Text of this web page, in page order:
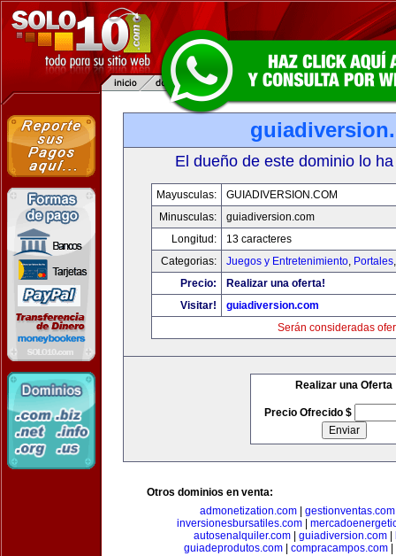
El dueño de este dominio lo
Mayusculas:
GUIADIVERSION.COM
Minusculas:
guiadiversion.com
Longitud:
13 caracteres
Categorias:
Juegos y Entretenimiento, Portales
Precio:
Realizar una oferta!
Visitar!
guiadiversion.com
Serán consideradas
Realizar una Oferta
Precio Ofrecido $
Otros dominios en venta:
admonetization.com| gestionventas.com
inversionesbursatiles.com|
autosenalquiler.com| guiadiversion.com|
guiadeprodutos.com| compracampos.com|